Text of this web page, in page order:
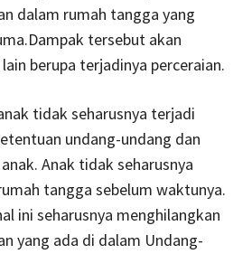
dalam rumah tangga yang
Dampak tersebut akan
berupa terjadinya perceraian.
tidak seharusnya terjadi
undang-undang dan
Anak tidak seharusnya
tangga sebelum waktunya.
ini seharusnya menghilangkan
yang ada di dalam Undang-